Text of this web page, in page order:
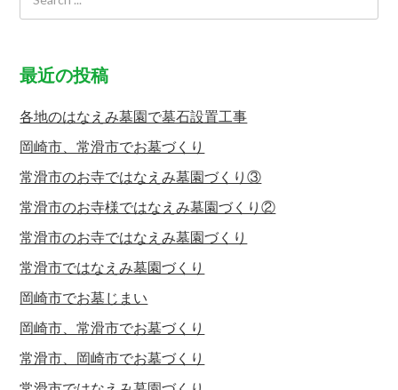
最近の投稿
各地のはなえみ墓園で墓石設置工事
岡崎市、常滑市でお墓づくり
常滑市のお寺ではなえみ墓園づくり③
常滑市のお寺様ではなえみ墓園づくり②
常滑市のお寺ではなえみ墓園づくり
常滑市ではなえみ墓園づくり
岡崎市でお墓じまい
岡崎市、常滑市でお墓づくり
常滑市、岡崎市でお墓づくり